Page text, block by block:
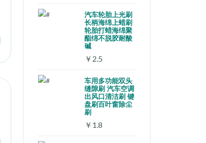
汽车轮胎上光刷
长柄海绵上蜡刷
轮胎打蜡海绵聚
酯绵不脱胶耐酸
碱
￥2.5
车用多功能双头
缝隙刷 汽车空调
出风口清洁刷 键
盘刷百叶窗除尘
刷
￥1.8